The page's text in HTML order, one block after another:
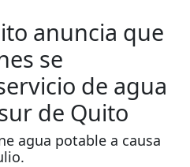
anuncia que
se
de agua
de Quito
agua potable a causa